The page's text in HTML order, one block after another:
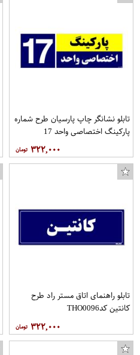
تابلو نشانگر چاپ پارسیان طرح شماره
پارکینگ اختصاصی واحد 17
۳۲۲,۰۰۰
تابلو راهنمای اتاق مستر راد طرح
کانتین کدTHO0096
۳۲۲,۰۰۰